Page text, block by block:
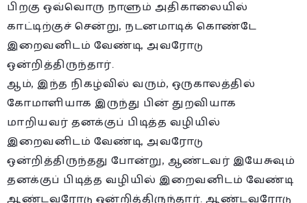
பிறகு ஒவ்வொரு நாளும் அதிகாலையில்
காட்டிற்குச் சென்று, நடனமாடிக் கொண்டே
இறைவனிடம் வேண்டி, அவரோடு
ஒன்றித்திருந்தார்.
ஆம், இந்த நிகழ்வில் வரும், ஒருகாலத்தில்
கோமாளியாக இருந்து பின் துறவியாக
மாறியவர் தனக்குப் பிடித்த வழியில்
இறைவனிடம் வேண்டி, அவரோடு
ஒன்றித்திருந்தது போன்று, ஆண்டவர் இயேசுவும்
தனக்குப் பிடித்த வழியில் இறைவனிடம் வேண்டி
ஆண்டவரோடு ஒன்றித்திருந்தார். ஆண்டவரோடு